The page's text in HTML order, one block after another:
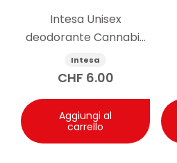
Intesa Unisex
deodorante Cannabis
125ml
Intesa
CHF 6.00
Aggiungi al
carrello